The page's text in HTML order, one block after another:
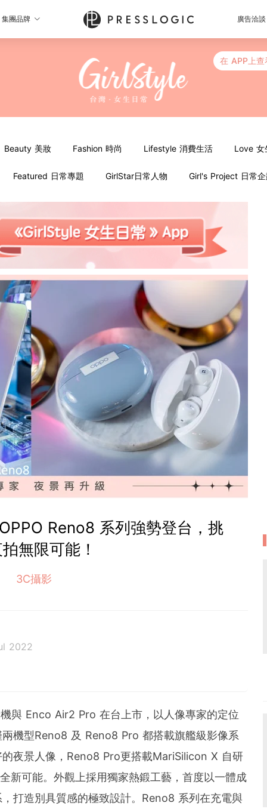
集團品牌 廣告洽談
在 APP上查
Beauty 美妝 Fashion 時尚 Lifestyle 消費生活 Love 女
Featured 日常專題 GirlStar日常人物 Girl's Project 日常企
Reno8 系列強勢登台，挑
無限可能！
3C攝影
2022
與 Enco Air2 Pro 在台上市，以人像專家的定位
機型Reno8 及 Reno8 Pro 都搭載旗艦級影像系
夜景人像，Reno8 Pro更搭載MariSilicon X 自研
新可能。外觀上採用獨家熱鍛工藝，首度以一體成
打造別具質感的極致設計。Reno8 系列在充電與